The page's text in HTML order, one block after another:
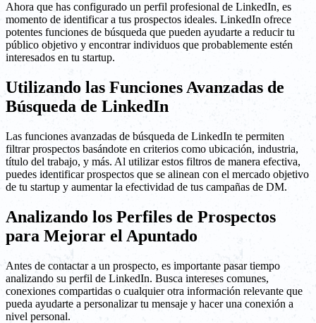
Ahora que has configurado un perfil profesional de LinkedIn, es
momento de identificar a tus prospectos ideales. LinkedIn ofrece
potentes funciones de búsqueda que pueden ayudarte a reducir tu
público objetivo y encontrar individuos que probablemente estén
interesados en tu startup.
Utilizando las Funciones Avanzadas de
Búsqueda de LinkedIn
Las funciones avanzadas de búsqueda de LinkedIn te permiten
filtrar prospectos basándote en criterios como ubicación, industria,
título del trabajo, y más. Al utilizar estos filtros de manera efectiva,
puedes identificar prospectos que se alinean con el mercado objetivo
de tu startup y aumentar la efectividad de tus campañas de DM.
Analizando los Perfiles de Prospectos
para Mejorar el Apuntado
Antes de contactar a un prospecto, es importante pasar tiempo
analizando su perfil de LinkedIn. Busca intereses comunes,
conexiones compartidas o cualquier otra información relevante que
pueda ayudarte a personalizar tu mensaje y hacer una conexión a
nivel personal.